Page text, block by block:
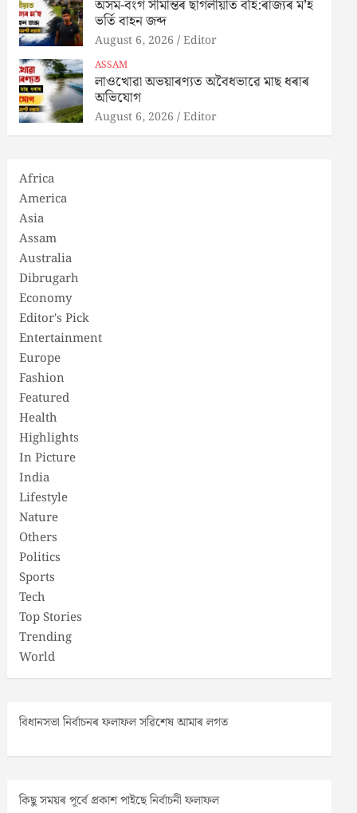
অসম-বংগ সীমান্তৰ ছাগলীয়াত বহি:ৰাজ্যৰ ম’হ
ভৰ্তি বাহন জব্দ
August 6, 2026 Editor
ASSAM
লাওখোৱা অভয়াৰণ্যত অবৈধভাৱে মাছ ধৰাৰ
অভিযোগ
August 6, 2026 Editor
Africa
America
Asia
Assam
Australia
Dibrugarh
Economy
Editor's Pick
Entertainment
Europe
Fashion
Featured
Health
Highlights
In Picture
India
Lifestyle
Nature
Others
Politics
Sports
Tech
Top Stories
Trending
World
বিধানসভা নিৰ্বাচনৰ ফলাফল সৱিশেষ আমাৰ লগত
কিছু সময়ৰ পূৰ্বে প্ৰকাশ পাইছে নিৰ্বাচনী ফলাফল